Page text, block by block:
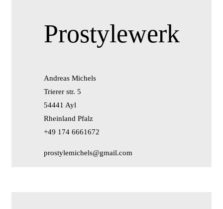
Prostylewerk
Andreas Michels
Trierer str. 5
54441 Ayl
Rheinland Pfalz
+49 174 6661672
prostylemichels@gmail.com